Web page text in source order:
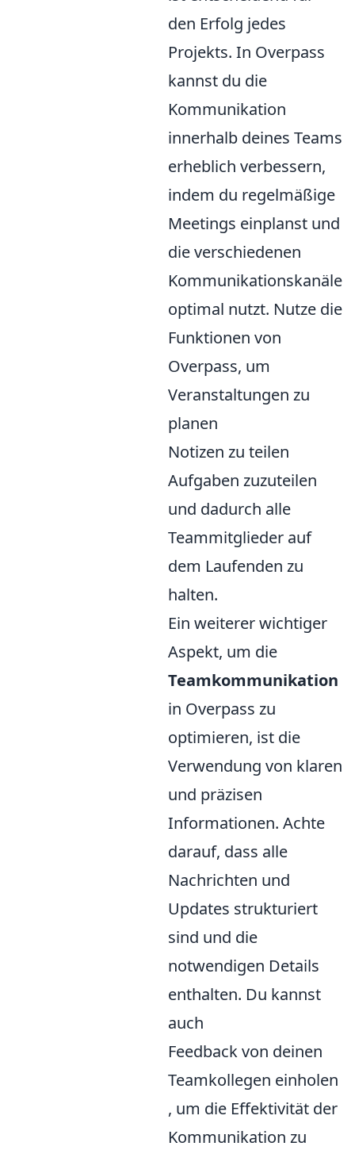
den Erfolg jedes
Projekts. In Overpass
kannst du die
Kommunikation
innerhalb deines Teams
erheblich verbessern,
indem du regelmäßige
Meetings einplanst und
die verschiedenen
Kommunikationskanäle
optimal nutzt. Nutze die
Funktionen von
Overpass, um
Veranstaltungen zu
planen
Notizen zu teilen
Aufgaben zuzuteilen
und dadurch alle
Teammitglieder auf
dem Laufenden zu
halten.
Ein weiterer wichtiger
Aspekt, um die
Teamkommunikation
in Overpass zu
optimieren, ist die
Verwendung von klaren
und präzisen
Informationen. Achte
darauf, dass alle
Nachrichten und
Updates strukturiert
sind und die
notwendigen Details
enthalten. Du kannst
auch
Feedback von deinen
Teamkollegen einholen
, um die Effektivität der
Kommunikation zu